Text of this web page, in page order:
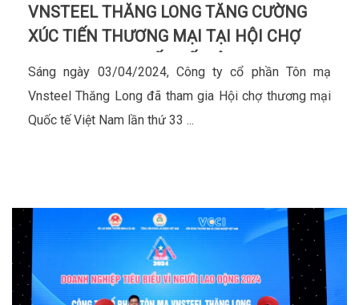
VNSTEEL THĂNG LONG TĂNG CƯỜNG
XÚC TIẾN THƯƠNG MẠI TẠI HỘI CHỢ
THƯƠNG MẠI QUỐC TẾ VIỆT NAM EXPO
2024
Sáng ngày 03/04/2024, Công ty cổ phần Tôn mạ
Vnsteel Thăng Long đã tham gia Hội chợ thương mại
Quốc tế Việt Nam lần thứ 33 ...